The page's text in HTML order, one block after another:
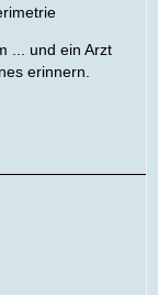
... und ein Arzt
erinnern.